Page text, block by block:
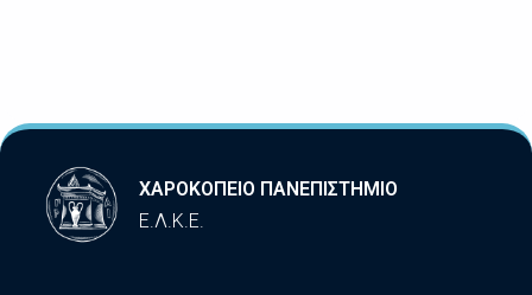
ΧΑΡΟΚΟΠΕΙΟ ΠΑΝΕΠΙΣΤΗΜΙΟ
Ε.Λ.Κ.Ε.